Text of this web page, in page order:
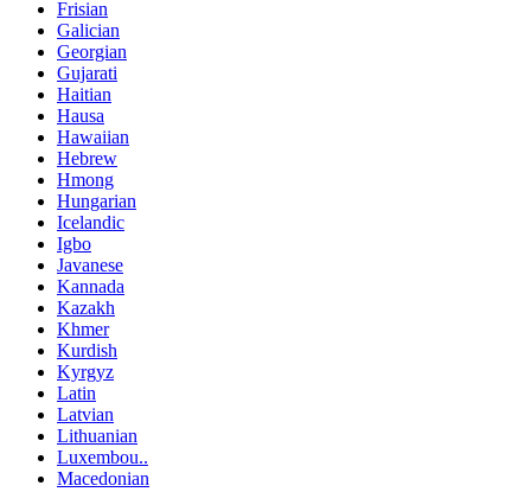
Frisian
Galician
Georgian
Gujarati
Haitian
Hausa
Hawaiian
Hebrew
Hmong
Hungarian
Icelandic
Igbo
Javanese
Kannada
Kazakh
Khmer
Kurdish
Kyrgyz
Latin
Latvian
Lithuanian
Luxembou..
Macedonian